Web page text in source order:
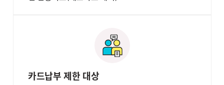
카드납부 제한 대상